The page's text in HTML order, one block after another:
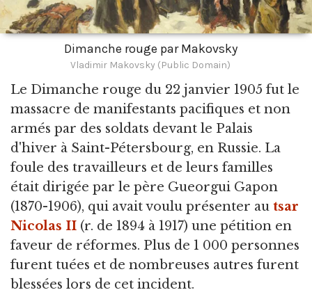
Dimanche rouge par Makovsky
Vladimir Makovsky (Public Domain)
Le Dimanche rouge du 22 janvier 1905 fut le
massacre de manifestants pacifiques et non
armés par des soldats devant le Palais
d'hiver à Saint-Pétersbourg, en Russie. La
foule des travailleurs et de leurs familles
était dirigée par le père Gueorgui Gapon
(1870-1906), qui avait voulu présenter au tsar
Nicolas II (r. de 1894 à 1917) une pétition en
faveur de réformes. Plus de 1 000 personnes
furent tuées et de nombreuses autres furent
blessées lors de cet incident.